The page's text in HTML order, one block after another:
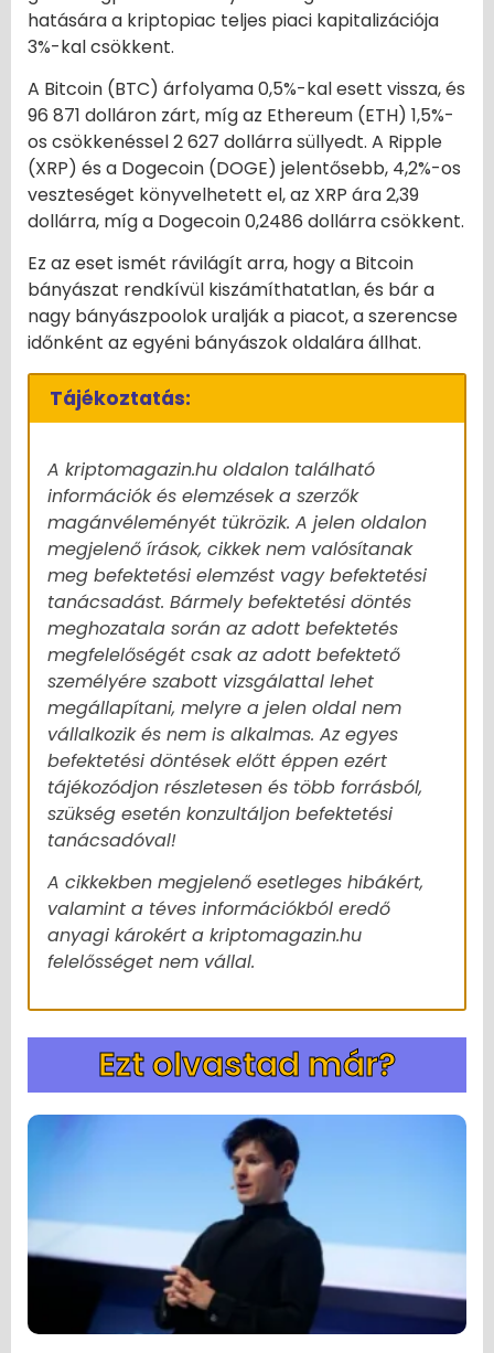
hatására a kriptopiac teljes piaci kapitalizációja
3%-kal csökkent.
A Bitcoin (BTC) árfolyama 0,5%-kal esett vissza, és
96 871 dolláron zárt, míg az Ethereum (ETH) 1,5%-
os csökkenéssel 2 627 dollárra süllyedt. A Ripple
(XRP) és a Dogecoin (DOGE) jelentősebb, 4,2%-os
veszteséget könyvelhetett el, az XRP ára 2,39
dollárra, míg a Dogecoin 0,2486 dollárra csökkent.
Ez az eset ismét rávilágít arra, hogy a Bitcoin
bányászat rendkívül kiszámíthatatlan, és bár a
nagy bányászpoolok uralják a piacot, a szerencse
időnként az egyéni bányászok oldalára állhat.
Tájékoztatás:
A kriptomagazin.hu oldalon található
információk és elemzések a szerzők
magánvéleményét tükrözik. A jelen oldalon
megjelenő írások, cikkek nem valósítanak
meg befektetési elemzést vagy befektetési
tanácsadást. Bármely befektetési döntés
meghozatala során az adott befektetés
megfelelőségét csak az adott befektető
személyére szabott vizsgálattal lehet
megállapítani, melyre a jelen oldal nem
vállalkozik és nem is alkalmas. Az egyes
befektetési döntések előtt éppen ezért
tájékozódjon részletesen és több forrásból,
szükség esetén konzultáljon befektetési
tanácsadóval!
A cikkekben megjelenő esetleges hibákért,
valamint a téves információkból eredő
anyagi károkért a kriptomagazin.hu
felelősséget nem vállal.
Ezt olvastad már?